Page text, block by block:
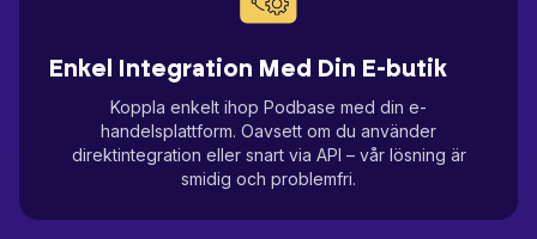
Enkel Integration Med Din E-butik
Koppla enkelt ihop Podbase med din e-
handelsplattform. Oavsett om du använder
direktintegration eller snart via API – vår lösning är
smidig och problemfri.